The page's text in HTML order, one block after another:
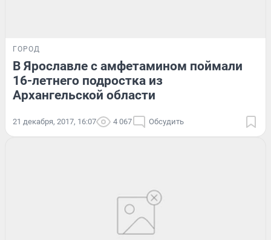
ГОРОД
В Ярославле с амфетамином поймали
16-летнего подростка из
Архангельской области
21 декабря, 2017, 16:07 4 067 Обсудить